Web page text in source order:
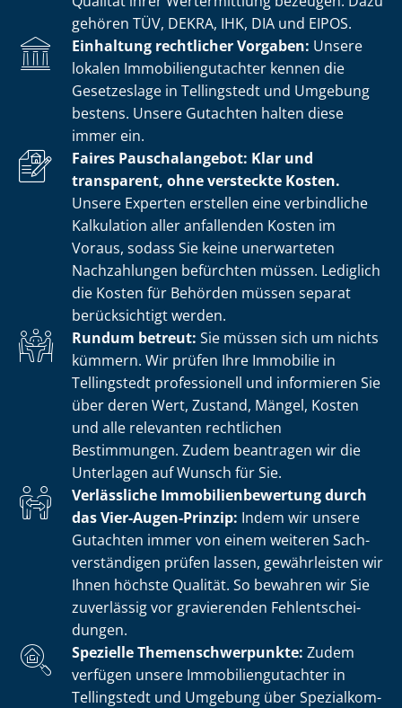
gehören TÜV, DEKRA, IHK, DIA und EIPOS.
Einhaltung rechtlicher Vorgaben: Unsere
lokalen Im­mo­bi­li­en­gut­ach­ter kennen die
Gesetzeslage in Tellingstedt und Umgebung
bestens. Unsere Gutachten halten diese
immer ein.
Faires Pauschalangebot: Klar und
transparent, ohne versteckte Kosten.
Unsere Experten erstellen eine verbindliche
Kalkulation aller anfallenden Kosten im
Voraus, sodass Sie keine unerwarteten
Nachzahlungen befürchten müssen. Lediglich
die Kosten für Behörden müssen separat
berücksichtigt werden.
Rundum betreut: Sie müssen sich um nichts
kümmern. Wir prüfen Ihre Immobilie in
Tellingstedt professionell und informieren Sie
über deren Wert, Zustand, Mängel, Kosten
und alle relevanten rechtlichen
Bestimmungen. Zudem beantragen wir die
Unterlagen auf Wunsch für Sie.
Verlässliche Im­mo­bi­li­en­be­wer­tung durch
das Vier-Augen-Prinzip: Indem wir unsere
Gutachten immer von einem weiteren Sach­
ver­stän­di­gen prüfen lassen, gewährleisten wir
Ihnen höchste Qualität. So bewahren wir Sie
zuverlässig vor gravierenden Fehl­ent­schei­
dun­gen.
Spezielle The­men­schwer­punk­te: Zudem
verfügen unsere Im­mo­bi­li­en­gut­ach­ter in
Tellingstedt und Umgebung über Spe­zi­al­kom­